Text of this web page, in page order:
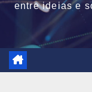
entre ideias e